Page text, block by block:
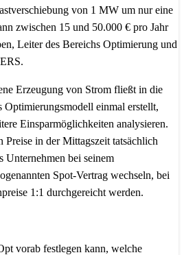
von 1 MW um nur eine
zwischen 15 und 50.000 € pro Jahr
Leiter des Bereichs Optimierung und
Erzeugung von Strom fließt in die
einmal erstellt,
Einsparmöglichkeiten analysieren.
Preise in der Mittagszeit tatsächlich
Unternehmen bei seinem
Spot-Vertrag wechseln, bei
1:1 durchgereicht werden.
vorab festlegen kann, welche